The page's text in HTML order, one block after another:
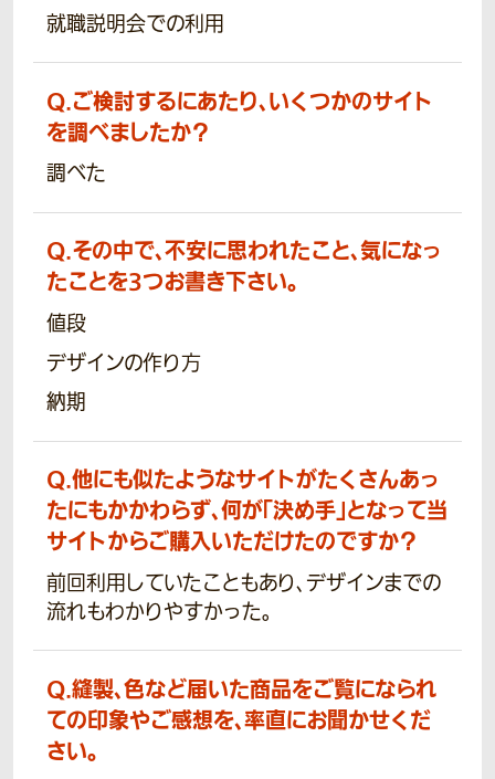
就職説明会での利用
Q.ご検討するにあたり、いくつかのサイト
を調べましたか？
調べた
Q.その中で、不安に思われたこと、気になっ
たことを3つお書き下さい。
値段
デザインの作り方
納期
Q.他にも似たようなサイトがたくさんあっ
たにもかかわらず、何が「決め手」となって当
サイトからご購入いただけたのですか？
前回利用していたこともあり、デザインまでの
流れもわかりやすかった。
Q.縫製、色など届いた商品をご覧になられ
ての印象やご感想を、率直にお聞かせくだ
さい。